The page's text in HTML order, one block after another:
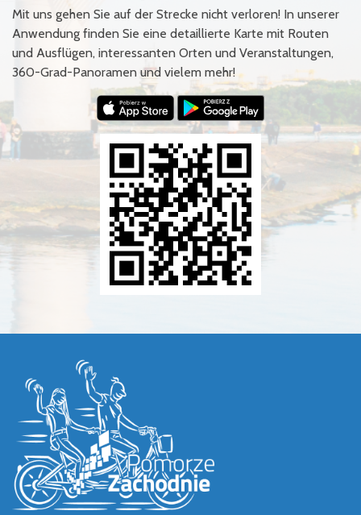
Mit uns gehen Sie auf der Strecke nicht verloren! In unserer
Anwendung finden Sie eine detaillierte Karte mit Routen
und Ausflügen, interessanten Orten und Veranstaltungen,
360-Grad-Panoramen und vielem mehr!